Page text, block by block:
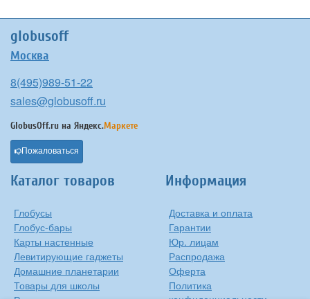
globusoff
Москва
8(495)989-51-22
sales@globusoff.ru
GlobusOff.ru на Яндекс.Маркете
Пожаловаться
Каталог товаров
Глобусы
Глобус-бары
Карты настенные
Левитирующие гаджеты
Домашние планетарии
Товары для школы
Информация
Доставка и оплата
Гарантии
Юр. лицам
Распродажа
Оферта
Политика